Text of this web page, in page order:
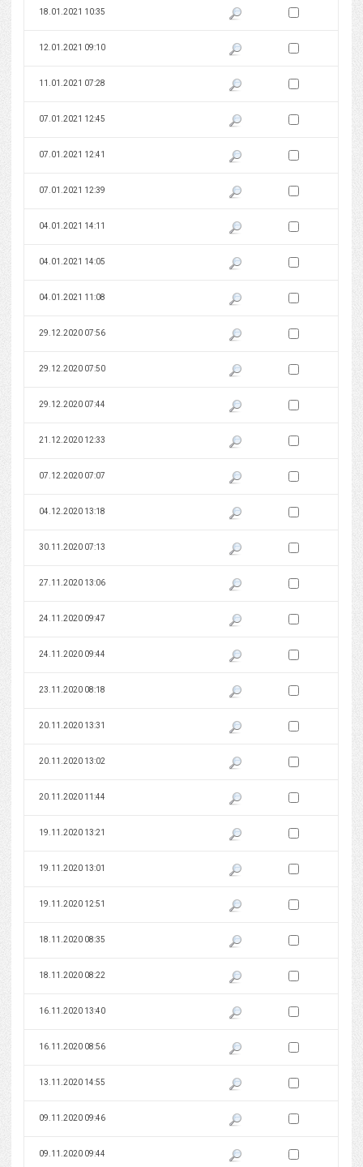
18.01.2021 10:35 Pokaż podgląd wersji z dnia
Zaznacz wersję do
12.01.2021 09:10 Pokaż podgląd wersji z dnia
Zaznacz wersję do
11.01.2021 07:28 Pokaż podgląd wersji z dnia
Zaznacz wersję do
07.01.2021 12:45 Pokaż podgląd wersji z dnia
Zaznacz wersję do
07.01.2021 12:41 Pokaż podgląd wersji z dnia
Zaznacz wersję do
07.01.2021 12:39 Pokaż podgląd wersji z dnia
Zaznacz wersję do
04.01.2021 14:11 Pokaż podgląd wersji z dnia
Zaznacz wersję do
04.01.2021 14:05 Pokaż podgląd wersji z dnia
Zaznacz wersję do
04.01.2021 11:08 Pokaż podgląd wersji z dnia
Zaznacz wersję do
29.12.2020 07:56 Pokaż podgląd wersji z dnia
Zaznacz wersję do
29.12.2020 07:50 Pokaż podgląd wersji z dnia
Zaznacz wersję do
29.12.2020 07:44 Pokaż podgląd wersji z dnia
Zaznacz wersję do
21.12.2020 12:33 Pokaż podgląd wersji z dnia
Zaznacz wersję do
07.12.2020 07:07 Pokaż podgląd wersji z dnia
Zaznacz wersję do
04.12.2020 13:18 Pokaż podgląd wersji z dnia
Zaznacz wersję do
30.11.2020 07:13 Pokaż podgląd wersji z dnia
Zaznacz wersję do
27.11.2020 13:06 Pokaż podgląd wersji z dnia
Zaznacz wersję do
24.11.2020 09:47 Pokaż podgląd wersji z dnia
Zaznacz wersję do
24.11.2020 09:44 Pokaż podgląd wersji z dnia
Zaznacz wersję do
23.11.2020 08:18 Pokaż podgląd wersji z dnia
Zaznacz wersję do
20.11.2020 13:31 Pokaż podgląd wersji z dnia
Zaznacz wersję do
20.11.2020 13:02 Pokaż podgląd wersji z dnia
Zaznacz wersję do
20.11.2020 11:44 Pokaż podgląd wersji z dnia
Zaznacz wersję do
19.11.2020 13:21 Pokaż podgląd wersji z dnia
Zaznacz wersję do
19.11.2020 13:01 Pokaż podgląd wersji z dnia
Zaznacz wersję do
19.11.2020 12:51 Pokaż podgląd wersji z dnia
Zaznacz wersję do
18.11.2020 08:35 Pokaż podgląd wersji z dnia
Zaznacz wersję do
18.11.2020 08:22 Pokaż podgląd wersji z dnia
Zaznacz wersję do
16.11.2020 13:40 Pokaż podgląd wersji z dnia
Zaznacz wersję do
16.11.2020 08:56 Pokaż podgląd wersji z dnia
Zaznacz wersję do
13.11.2020 14:55 Pokaż podgląd wersji z dnia
Zaznacz wersję do
09.11.2020 09:46 Pokaż podgląd wersji z dnia
Zaznacz wersję do
09.11.2020 09:44 Pokaż podgląd wersji z dnia
Zaznacz wersję do